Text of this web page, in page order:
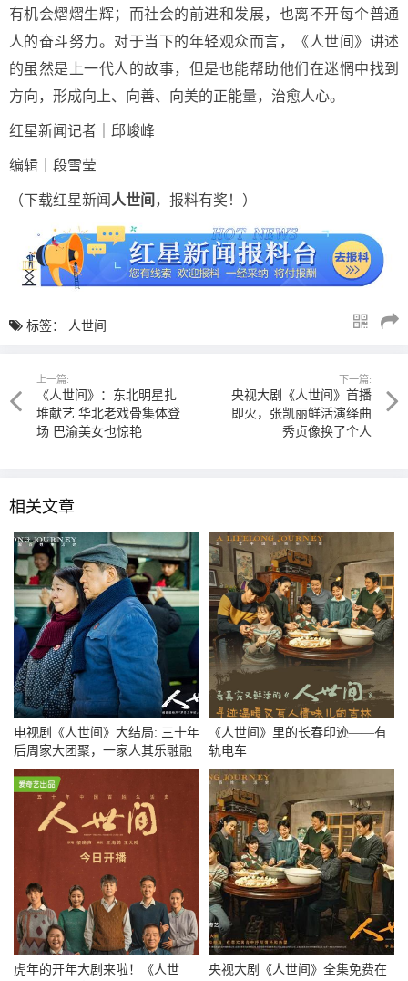
有机会熠熠生辉；而社会的前进和发展，也离不开每个普通
人的奋斗努力。对于当下的年轻观众而言，《人世间》讲述
的虽然是上一代人的故事，但是也能帮助他们在迷惘中找到
方向，形成向上、向善、向美的正能量，治愈人心。
红星新闻记者｜邱峻峰
编辑｜段雪莹
（下载红星新闻 人世间 ，报料有奖！）
标签： 人世间
上一篇:
《人世间》：东北明星扎
堆献艺 华北老戏骨集体登
场 巴渝美女也惊艳
下一篇:
央视大剧《人世间》首播
即火，张凯丽鲜活演绎曲
秀贞像换了个人
相关文章
电视剧《人世间》大结局: 三十年
后周家大团聚，一家人其乐融融
《人世间》里的长春印迹——有
轨电车
虎年的开年大剧来啦！《人世 央视大剧《人世间》全集免费在